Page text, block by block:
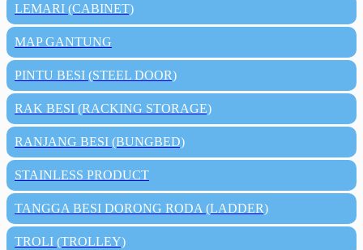
LEMARI (CABINET)
MAP GANTUNG
PINTU BESI (STEEL DOOR)
RAK BESI (RACKING STORAGE)
RANJANG BESI (BUNGBED)
STAINLESS PRODUCT
TANGGA BESI DORONG RODA (LADDER)
TROLI (TROLLEY)